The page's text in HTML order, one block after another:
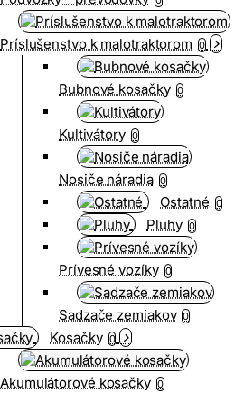
Príslušenstvo k malotraktorom 0
Bubnové kosačky 0
Kultivátory 0
Nosiče náradia 0
Ostatné 0
Pluhy 0
Prívesné vozíky 0
Sadzače zemiakov 0
Kosačky 0
Akumulátorové kosačky 0